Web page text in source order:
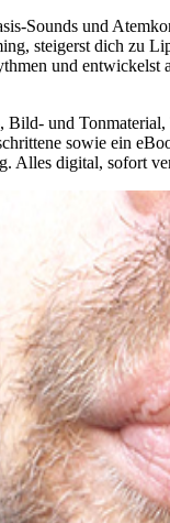
Sounds und
steigerst dich zu
und entwickelst
Bild- und
sowie ein
Alles digital, sofort